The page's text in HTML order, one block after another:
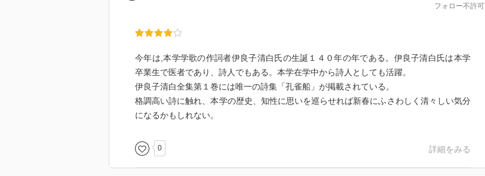
フォロー不許可
今年は,本学学歌の作詞者伊良子清白氏の生誕１４０年の年である。伊良子清白氏は本学
卒業生で医者であり、詩人でもある。本学在学中から詩人としても活躍。
伊良子清白全集第１巻には唯一の詩集「孔雀船」が掲載されている。
格調高い詩に触れ、本学の歴史、知性に思いを巡らせれば新春にふさわしく清々しい気分
になるかもしれない。
0 詳細をみる